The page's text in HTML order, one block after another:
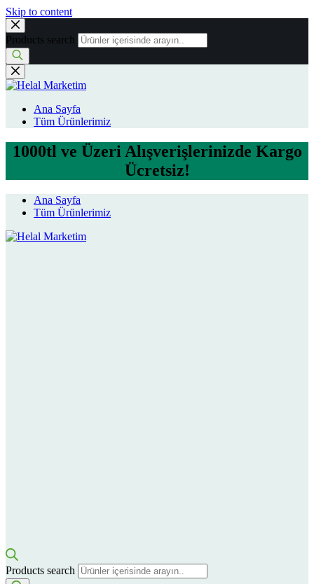
Skip to content
Products search
Ana Sayfa
Tüm Ürünlerimiz
1000tl ve Üzeri Alışverişlerinizde Kargo
Ücretsiz!
Ana Sayfa
Tüm Ürünlerimiz
Products search